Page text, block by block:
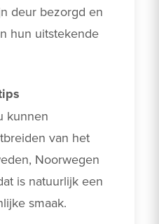
deur bezorgd en
hun uitstekende
kunnen
van het
Noorwegen
is natuurlijk een
smaak.